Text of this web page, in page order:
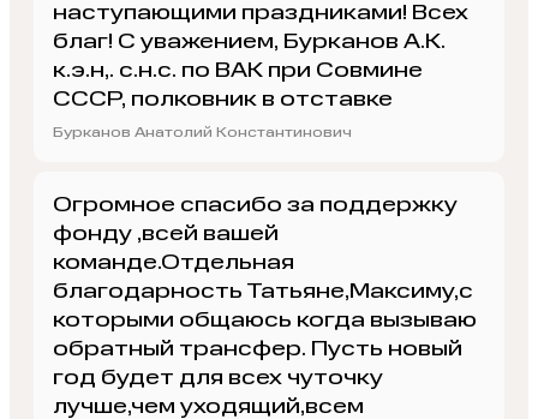
наступающими праздниками! Всех
благ! С уважением, Бурканов А.К.
к.э.н,. с.н.с. по ВАК при Совмине
СССР, полковник в отставке
Бурканов Анатолий Константинович
Огромное спасибо за поддержку
фонду ,всей вашей
команде.Отдельная
благодарность Татьяне,Максиму,с
которыми общаюсь когда вызываю
обратный трансфер. Пусть новый
год будет для всех чуточку
лучше,чем уходящий,всем